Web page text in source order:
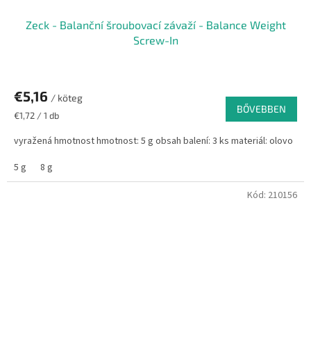
Zeck - Balanční šroubovací závaží - Balance Weight
Screw-In
€5,16 / köteg
Egységár:
€1,72 / 1 db
BŐVEBBEN
vyražená hmotnost hmotnost: 5 g obsah balení: 3 ks materiál: olovo
5 g
8 g
Kód: 210156